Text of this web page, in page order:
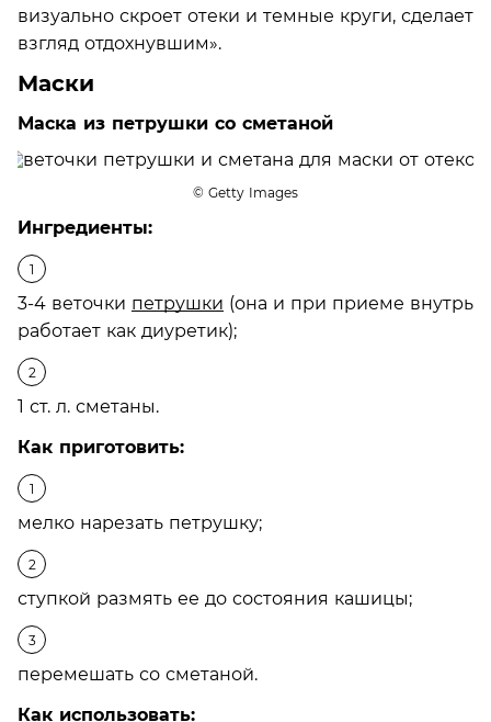
визуально скроет отеки и темные круги, сделает
взгляд отдохнувшим».
Маски
Маска из петрушки со сметаной
© Getty Images
Ингредиенты:
3-4 веточки петрушки (она и при приеме внутрь
работает как диуретик);
1 ст. л. сметаны.
Как приготовить:
мелко нарезать петрушку;
ступкой размять ее до состояния кашицы;
перемешать со сметаной.
Как использовать: